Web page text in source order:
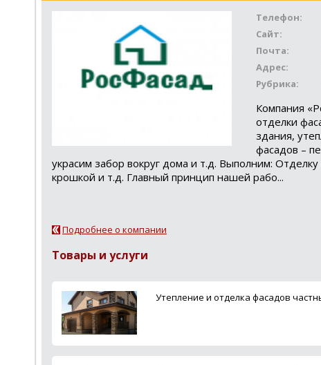
Телефон:
Сайт:
Почта:
Адрес:
Рубрика:
Компания
отделки
здания,
фасадов –
украсим забор вокруг дома и т.д. Выполним:
крошкой и т.д. Главный принцип нашей рабо...
Подробнее о компании
Товары и услуги
Утепление и отделка фасадов